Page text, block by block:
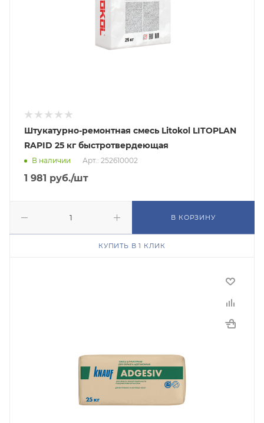
Штукатурно-ремонтная смесь Litokol LITOPLAN
RAPID 25 кг быстротвердеющая
В наличии Арт.: 252610002
1 981 руб./шт
В КОРЗИНУ
КУПИТЬ В 1 КЛИК